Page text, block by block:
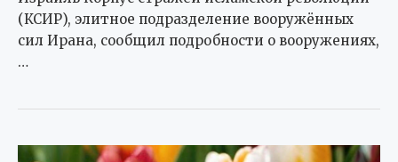
(КСИР), элитное подразделение вооружённых
сил Ирана, сообщил подробности о вооружениях,
…